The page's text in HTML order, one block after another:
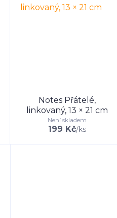
Notes Přátelé,
linkovaný, 13 × 21 cm
199 Kč/ks
Není skladem